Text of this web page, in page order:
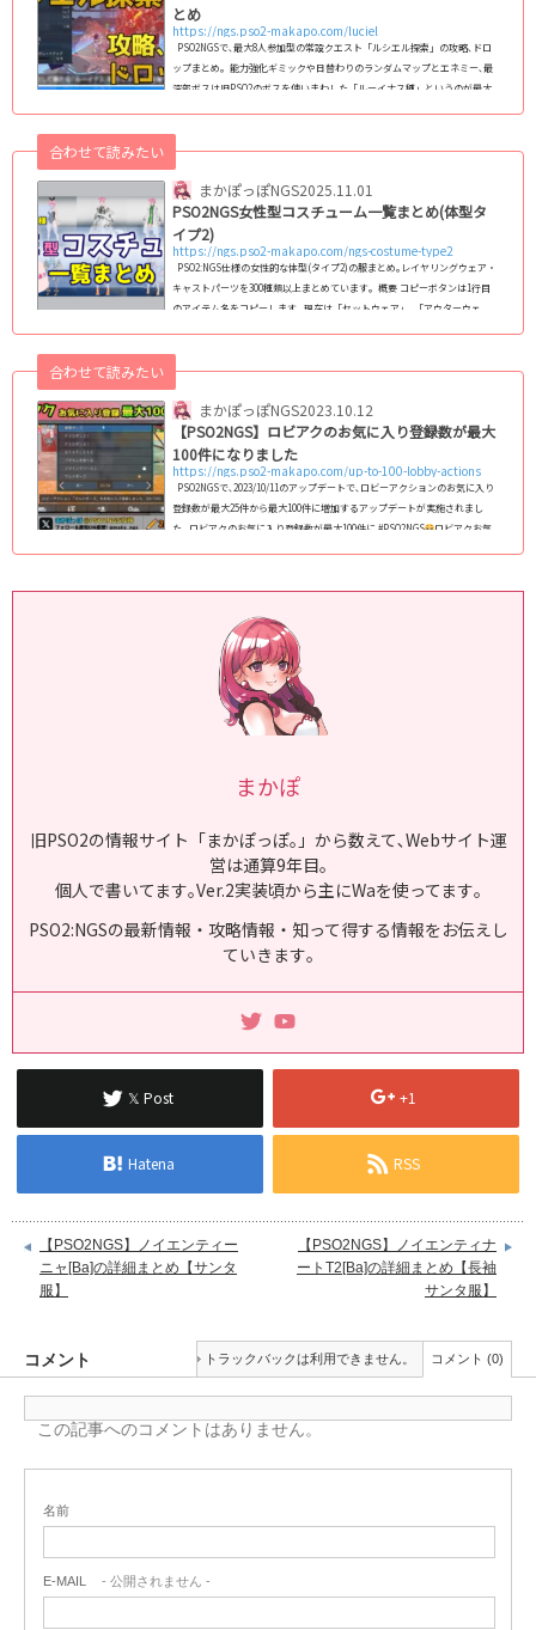
とめ
https://ngs.pso2-makapo.com/luciel
PSO2NGSで､最大8人参加型の常設クエスト「ルシエル探索」の攻略､ドロ
ップまとめ｡ 能力強化ギミックや日替わりのランダムマップとエネミー､最
深部ボスは旧PSO2のボスを使いまわした「ルーイナス種」というのが最大
ーバフ(能力強化)：一定間隔毎追撃系 トライアル：ギルーヴァ (adsbygoog
le = window.adsbygoogle || ).push({}); 今日のクエスト概要と謎解きパズ
ルギ...
まかぽっぽNGS
合わせて読みたい
2025.11.01
PSO2NGS女性型コスチューム一覧まとめ(体型タ
イプ2)
https://ngs.pso2-makapo.com/ngs-costume-type2
PSO2:NGS仕様の女性的な体型(タイプ2)の服まとめ｡レイヤリングウェア・
キャストパーツを300種類以上まとめています｡ 概要 コピーボタンは1行目
のアイテム名をコピーします｡ 現在は「セットウェア」､「アウターウェ
と､その衣装の「カラーバリエーション」､「装飾の非表示箇所」､「カラー
変更箇所」が確認できる詳細なページに飛びます｡ (adsbygoogle = windo
w.adsby...まかぽっぽNGS
合わせて読みたい
2023.10.12
【PSO2NGS】ロビアクのお気に入り登録数が最大
100件になりました
https://ngs.pso2-makapo.com/up-to-100-lobby-actions
PSO2NGSで､2023/10/11のアップデートで､ロビーアクションのお気に入り
登録数が最大25件から最大100件に増加するアップデートが実施されまし
た｡ ロビアクのお気に入り登録数が最大100件に #PSO2NGS
ロビアクお気
gle = window.adsbygoogle || ).push({});お気に入り登録可能数が多す
まかぽ
旧PSO2の情報サイト「まかぽっぽ｡」から数えて､Webサイト運
営は通算9年目｡
個人で書いてます｡Ver.2実装頃から主にWaを使ってます｡
PSO2:NGSの最新情報・攻略情報・知って得する情報をお伝えし
ていきます｡
𝕏 Post +1
Hatena RSS
【PSO2NGS】ノイエンティー
ニャ[Ba]の詳細まとめ【サンタ
服】
【PSO2NGS】ノイエンティナ
ートT2[Ba]の詳細まとめ【長袖
サンタ服】
コメント トラックバックは利用できません。 コメント (0)
この記事へのコメントはありません。
名前
E-MAIL - 公開されません -